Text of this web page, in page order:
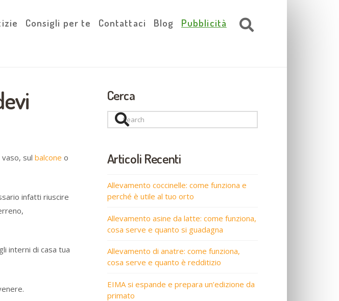
Consigli per te Contattaci Blog Pubblicità
sul balcone o
infatti riuscire
interni di casa tua
Cerca
Search
Articoli Recenti
Allevamento coccinelle: come funziona e
perché è utile al tuo orto
Allevamento asine da latte: come funziona,
cosa serve e quanto si guadagna
Allevamento di anatre: come funziona,
cosa serve e quanto è redditizio
EIMA si espande e prepara un’edizione da
primato